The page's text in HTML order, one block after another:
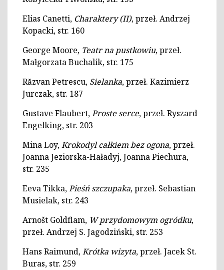
Elias Canetti, Charaktery (II), przeł. Andrzej
Kopacki, str. 160
George Moore, Teatr na pustkowiu, przeł.
Małgorzata Buchalik, str. 175
Răzvan Petrescu, Sielanka, przeł. Kazimierz
Jurczak, str. 187
Gustave Flaubert,Proste serce, przeł. Ryszard
Engelking, str. 203
Mina Loy,Krokodyl całkiem bez ogona, przeł.
Joanna Jeziorska-Haładyj, Joanna Piechura,
str. 235
Eeva Tikka,Pieśń szczupaka, przeł. Sebastian
Musielak, str. 243
Arnošt Goldflam, W przydomowym ogródku,
przeł. Andrzej S. Jagodziński, str. 253
Hans Raimund,Krótka wizyta, przeł. Jacek St.
Buras, str. 259